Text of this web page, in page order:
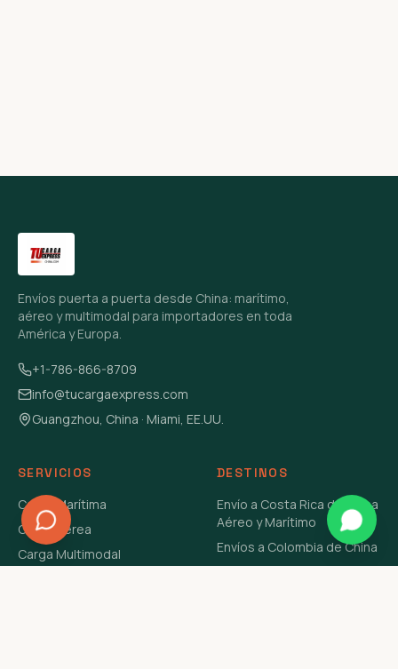
Envíos puerta a puerta desde China: marítimo,
aéreo y multimodal para importadores en toda
América y Europa.
+1-786-866-8709
info@tucargaexpress.com
Guangzhou, China · Miami, EE.UU.
SERVICIOS
Carga Marítima
Carga Aérea
Carga Multimodal
DESTINOS
Envío a Costa Rica de China
Aéreo y Marítimo
Envíos a Colombia de China